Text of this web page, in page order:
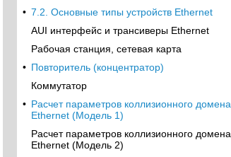
• 7.2. Основные типы устройств Ethernet
AUI интерфейс и трансиверы Ethernet
Рабочая станция, сетевая карта
• Повторитель (концентратор)
Коммутатор
• Расчет параметров коллизионного домена
Ethernet (Модель 1)
Расчет параметров коллизионного домена
Ethernet (Модель 2)